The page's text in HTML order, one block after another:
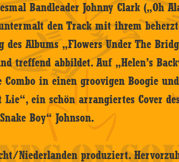
Bandleader Johnny Clark („Oh
den Track mit ihrem
des Albums „Flowers Under The
treffend abbildet. Auf „Helen’s
Combo in einen groovigen Boogie
ein schön arrangiertes Cover
Boy“ Johnson.
Niederlanden produziert.